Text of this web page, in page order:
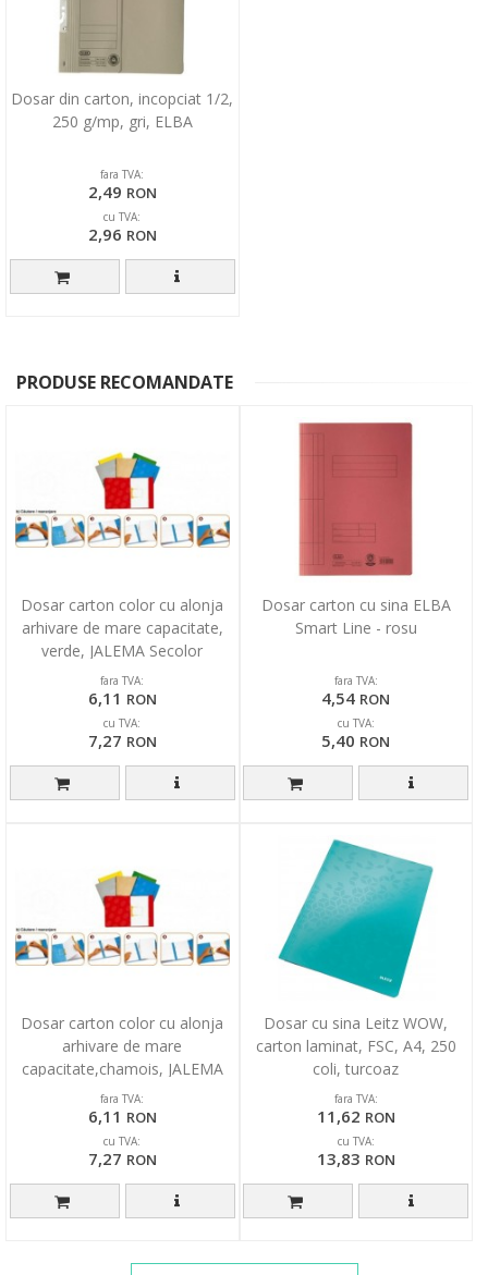
Dosar din carton, incopciat 1/2,
250 g/mp, gri, ELBA
fara TVA:
2,49 RON
cu TVA:
2,96 RON
PRODUSE RECOMANDATE
Dosar carton color cu alonja
arhivare de mare capacitate,
verde, JALEMA Secolor
fara TVA:
6,11 RON
cu TVA:
7,27 RON
Dosar carton cu sina ELBA
Smart Line - rosu
fara TVA:
4,54 RON
cu TVA:
5,40 RON
Dosar carton color cu alonja
arhivare de mare
capacitate,chamois, JALEMA
Secolor
fara TVA:
6,11 RON
cu TVA:
7,27 RON
Dosar cu sina Leitz WOW,
carton laminat, FSC, A4, 250
coli, turcoaz
fara TVA:
11,62 RON
cu TVA:
13,83 RON